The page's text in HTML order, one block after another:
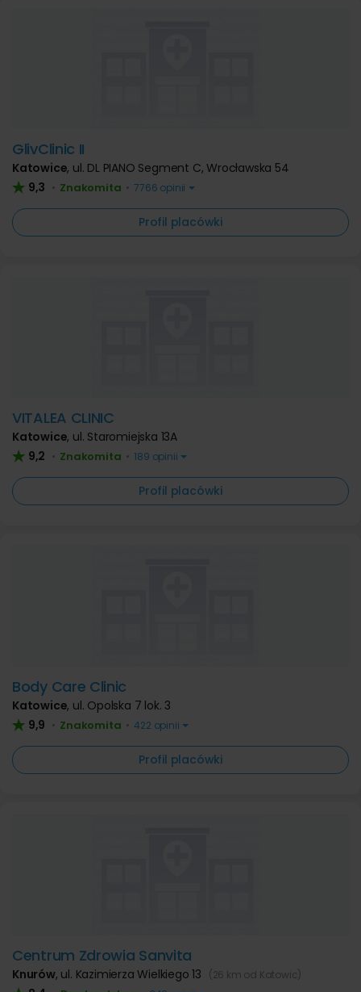
GlivClinic II
Katowice, ul. DL PIANO Segment C, Wrocławska 54
9,3 • Znakomita • 7766 opinii
Profil placówki
VITALEA CLINIC
Katowice, ul. Staromiejska 13A
9,2 • Znakomita • 189 opinii
Profil placówki
Body Care Clinic
Katowice, ul. Opolska 7 lok. 3
9,9 • Znakomita • 422 opinii
Profil placówki
Centrum Zdrowia Sanvita
Knurów, ul. Kazimierza Wielkiego 13 (26 km od Katowic)